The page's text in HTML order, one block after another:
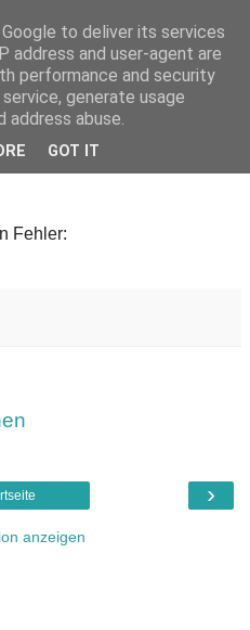
von emolenz
Fehler:
›
anzeigen
to deliver its services
address and user-agent are
performance and security
generate usage
abuse.
GOT IT